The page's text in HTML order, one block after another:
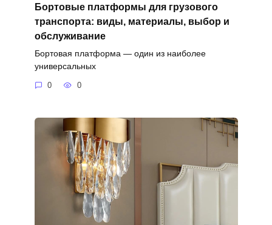
Бортовые платформы для грузового
транспорта: виды, материалы, выбор и
обслуживание
Бортовая платформа — один из наиболее
универсальных
0 0